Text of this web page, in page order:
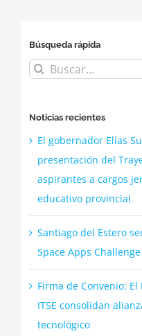
Búsqueda rápida
Buscar:
Noticias recientes
El gobernador Elías
presentación del
aspirantes a cargos
educativo provincial
Santiago del Estero
Space Apps
Firma de Convenio:
ITSE consolidan
tecnológico